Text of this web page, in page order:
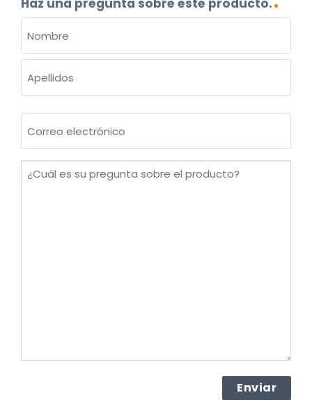
Haz una pregunta sobre este producto.
(OBLIGATORIO)
Nombre
electrónico
¿Cuál